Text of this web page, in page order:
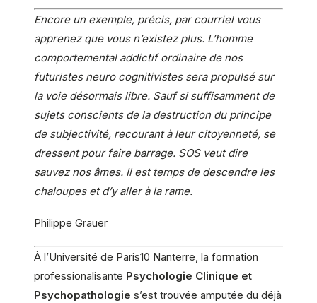
Encore un exemple, précis, par courriel vous
apprenez que vous n’existez plus. L’homme
comportemental addictif ordinaire de nos
futuristes neuro cognitivistes sera propulsé sur
la voie désormais libre. Sauf si suffisamment de
sujets conscients de la destruction du principe
de subjectivité, recourant à leur citoyenneté, se
dressent pour faire barrage. SOS veut dire
sauvez nos âmes. Il est temps de descendre les
chaloupes et d’y aller à la rame.
Philippe Grauer
À l’Université de Paris10 Nanterre, la formation
professionalisante Psychologie Clinique et
Psychopathologie s’est trouvée amputée du déjà